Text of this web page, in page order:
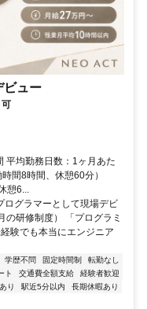
ビュー
平均勤務日数：1ヶ月あた
間8時間、休憩60分）
6...
ログラマーとして現場デビ
の研修制度） 「プログラミ
験でも本当にエンジニア
学歴不問 固定時間制
転勤なし
ト 交通費全額支給
経験者歓迎
り 駅近5分以内
長期休暇あり